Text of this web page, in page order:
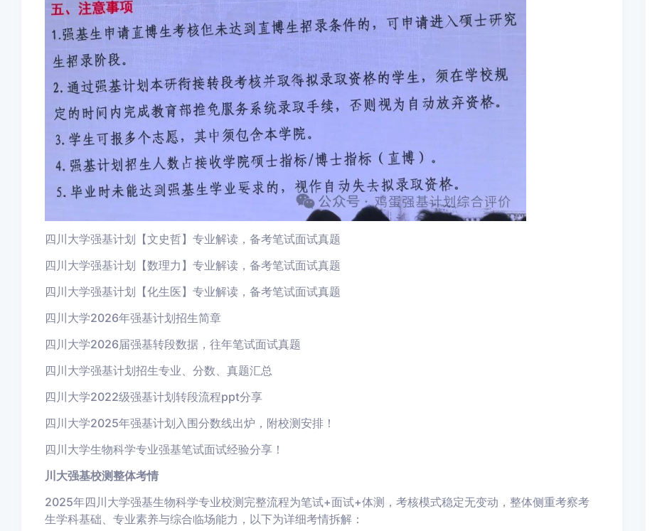
四川大学强基计划【文史哲】专业解读，备考笔试面试真题
四川大学强基计划【数理力】专业解读，备考笔试面试真题
四川大学强基计划【化生医】专业解读，备考笔试面试真题
四川大学2026年强基计划招生简章
四川大学2026届强基转段数据，往年笔试面试真题
四川大学强基计划招生专业、分数、真题汇总
四川大学2022级强基计划转段流程ppt分享
四川大学2025年强基计划入围分数线出炉，附校测安排！
四川大学生物科学专业强基笔试面试经验分享！
川大强基校测整体考情
2025年四川大学强基生物科学专业校测完整流程为笔试+面试+体测，考核模式稳定无变动，整体侧重考察考
生学科基础、专业素养与综合临场能力，以下为详细考情拆解：